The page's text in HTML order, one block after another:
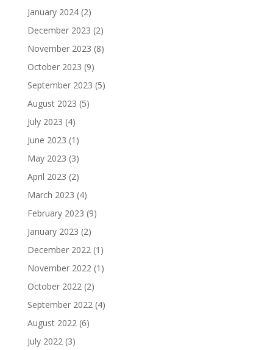
January 2024(2)
December 2023 (2)
November 2023 (8)
October 2023 (9)
September 2023 (5)
August 2023 (5)
July 2023 (4)
June 2023 (1)
May 2023 (3)
April 2023 (2)
March 2023 (4)
February 2023 (9)
January 2023 (2)
December 2022(1)
November 2022(1)
October 2022(2)
September 2022(4)
August 2022(6)
July 2022(3)